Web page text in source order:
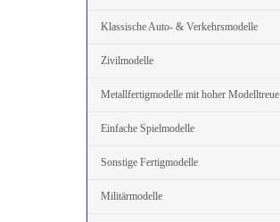
Klassische Auto- & Verkehrsmodelle
Zivilmodelle
Metallfertigmodelle mit hoher Modelltreue
Einfache Spielmodelle
Sonstige Fertigmodelle
Militärmodelle